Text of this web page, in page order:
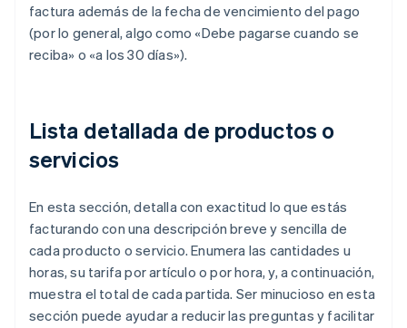
factura además de la fecha de vencimiento del pago
(por lo general, algo como «Debe pagarse cuando se
reciba» o «a los 30 días»).
Lista detallada de productos o
servicios
En esta sección, detalla con exactitud lo que estás
facturando con una descripción breve y sencilla de
cada producto o servicio. Enumera las cantidades u
horas, su tarifa por artículo o por hora, y, a continuación,
muestra el total de cada partida. Ser minucioso en esta
sección puede ayudar a reducir las preguntas y facilitar